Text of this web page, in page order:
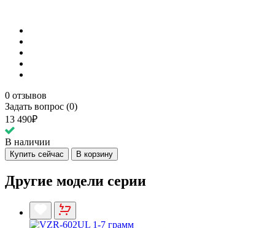
0 отзывов
Задать вопрос (0)
13 490₽
В наличии
Купить сейчас В корзину
Другие модели серии